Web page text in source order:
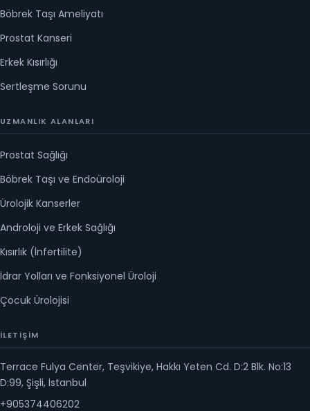
Böbrek Taşı Ameliyatı
Prostat Kanseri
Erkek Kısırlığı
Sertleşme Sorunu
UZMANLIK ALANLARI
Prostat Sağlığı
Böbrek Taşı ve Endoüroloji
Ürolojik Kanserler
Androloji ve Erkek Sağlığı
Kısırlık (İnfertilite)
İdrar Yolları ve Fonksiyonel Üroloji
Çocuk Ürolojisi
İLETIŞIM
Terrace Fulya Center, Teşvikiye, Hakkı Yeten Cd. D:2 Blk. No:13
D:99, Şişli, İstanbul
+905374406202